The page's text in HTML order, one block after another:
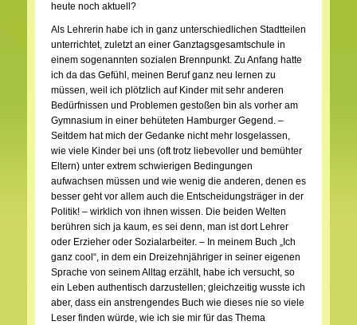
heute noch aktuell?
Als Lehrerin habe ich in ganz unterschiedlichen Stadtteilen
unterrichtet, zuletzt an einer Ganztagsgesamtschule in
einem sogenannten sozialen Brennpunkt. Zu Anfang hatte
ich da das Gefühl, meinen Beruf ganz neu lernen zu
müssen, weil ich plötzlich auf Kinder mit sehr anderen
Bedürfnissen und Problemen gestoßen bin als vorher am
Gymnasium in einer behüteten Hamburger Gegend. –
Seitdem hat mich der Gedanke nicht mehr losgelassen,
wie viele Kinder bei uns (oft trotz liebevoller und bemühter
Eltern) unter extrem schwierigen Bedingungen
aufwachsen müssen und wie wenig die anderen, denen es
besser geht vor allem auch die Entscheidungsträger in der
Politik! – wirklich von ihnen wissen. Die beiden Welten
berühren sich ja kaum, es sei denn, man ist dort Lehrer
oder Erzieher oder Sozialarbeiter. – In meinem Buch „Ich
ganz cool“, in dem ein Dreizehnjähriger in seiner eigenen
Sprache von seinem Alltag erzählt, habe ich versucht, so
ein Leben authentisch darzustellen; gleichzeitig wusste ich
aber, dass ein anstrengendes Buch wie dieses nie so viele
Leser finden würde, wie ich sie mir für das Thema